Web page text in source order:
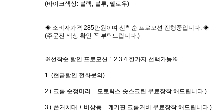
(바이크색상: 블랙, 블루, 옐로우)
◈ 소비자가격 285만원이며 선착순 프로모션 진행중입니다. ◈
(주문전 색상 확인 꼭 부탁드립니다.)
※선착순 할인 프로모션 1.2.3.4 한가지 선택가능※
1. (현금할인 전화문의)
2.( 크롬 순정미러 + 모토릭스 숏스크린 무료장착 해드립니다.)
3.( 폰거치대 + 비상등 + 계기판 크롬커버 무료장착 해드립니다.)